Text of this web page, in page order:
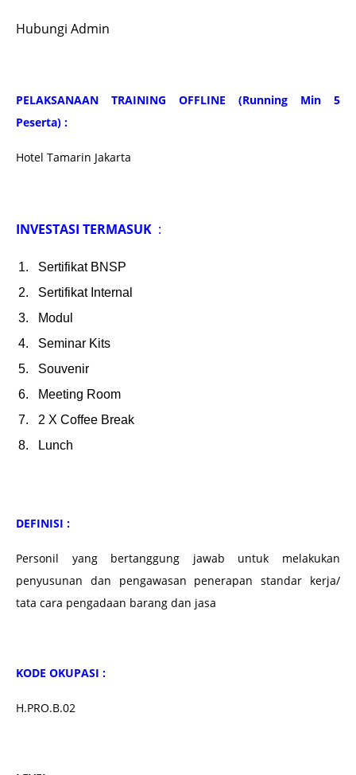
Hubungi Admin
PELAKSANAAN TRAINING OFFLINE (Running Min 5
Peserta) :
Hotel Tamarin Jakarta
INVESTASI TERMASUK :
Sertifikat BNSP
Sertifikat Internal
Modul
Seminar Kits
Souvenir
Meeting Room
2 X Coffee Break
Lunch
DEFINISI :
Personil yang bertanggung jawab untuk melakukan
penyusunan dan pengawasan penerapan standar kerja/
tata cara pengadaan barang dan jasa
KODE OKUPASI :
H.PRO.B.02